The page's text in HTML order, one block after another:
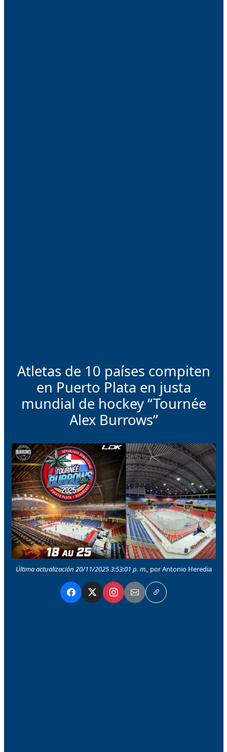
Atletas de 10 países compiten
en Puerto Plata en justa
mundial de hockey “Tournée
Alex Burrows”
Última actualización 20/11/2025 3:53:01 p. m., por Antonio Heredia